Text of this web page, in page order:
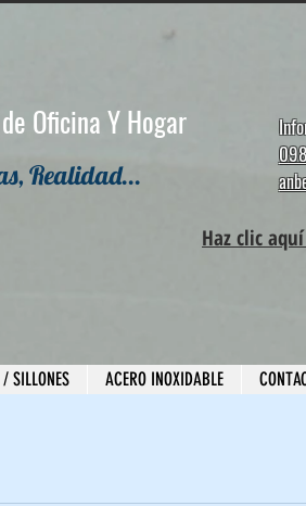
Oficina Y Hogar
Realidad...
Haz clic
SILLONES ACERO INOXIDABLE